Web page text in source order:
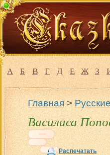
А Б В Г Д Е Ж З
Главная>
Василиса
Распечатать